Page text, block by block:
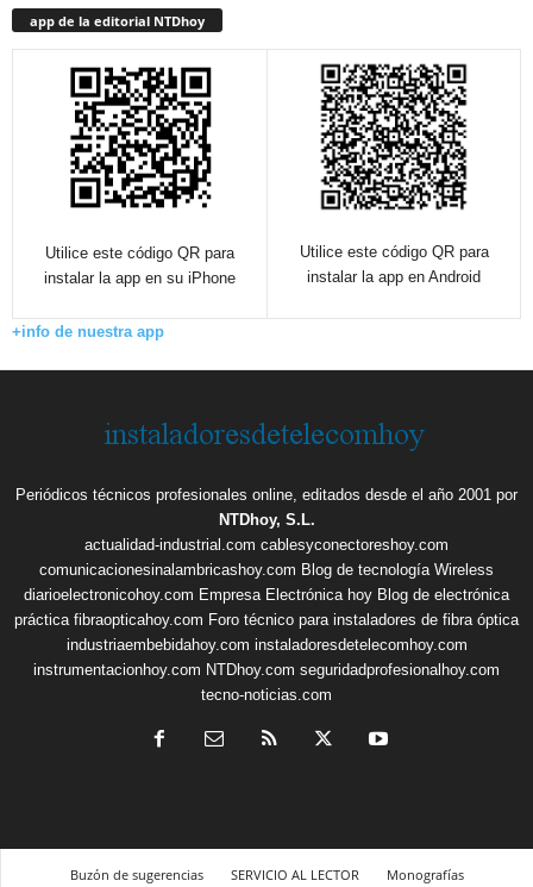
app de la editorial NTDhoy
Utilice este código QR para
instalar la app en su iPhone
Utilice este código QR para
instalar la app en Android
+info de nuestra app
Periódicos técnicos profesionales online, editados desde el año 2001 por
NTDhoy, S.L.
actualidad-industrial.com cablesyconectoreshoy.com
comunicacionesinalambricashoy.com Blog de tecnología Wireless
diarioelectronicohoy.com Empresa Electrónica hoy Blog de electrónica
práctica fibraopticahoy.com Foro técnico para instaladores de fibra óptica
industriaembebidahoy.com instaladoresdetelecomhoy.com
instrumentacionhoy.com NTDhoy.com seguridadprofesionalhoy.com
tecno-noticias.com
Buzón de sugerencias SERVICIO AL LECTOR Monografías